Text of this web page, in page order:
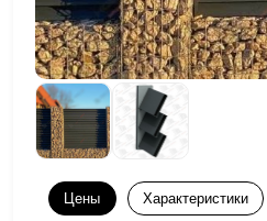
Цены Характеристики